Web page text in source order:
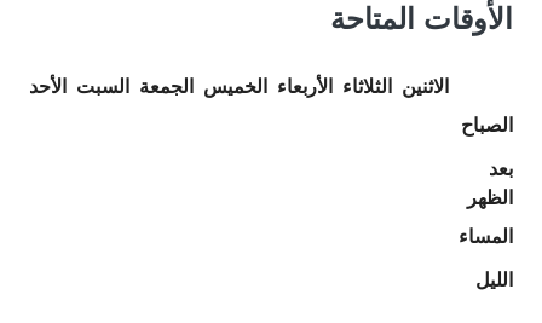
الأوقات المتاحة
الاثنين الثلاثاء الأربعاء الخميس الجمعة السبت
الأحد
الصباح
بعد
الظهر
المساء
الليل